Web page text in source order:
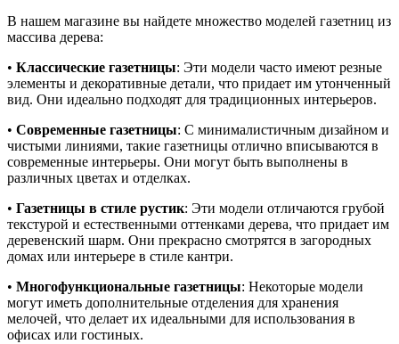
В нашем магазине вы найдете множество моделей газетниц из
массива дерева:
• Классические газетницы: Эти модели часто имеют резные
элементы и декоративные детали, что придает им утонченный
вид. Они идеально подходят для традиционных интерьеров.
• Современные газетницы: С минималистичным дизайном и
чистыми линиями, такие газетницы отлично вписываются в
современные интерьеры. Они могут быть выполнены в
различных цветах и отделках.
• Газетницы в стиле рустик: Эти модели отличаются грубой
текстурой и естественными оттенками дерева, что придает им
деревенский шарм. Они прекрасно смотрятся в загородных
домах или интерьере в стиле кантри.
• Многофункциональные газетницы: Некоторые модели
могут иметь дополнительные отделения для хранения
мелочей, что делает их идеальными для использования в
офисах или гостиных.